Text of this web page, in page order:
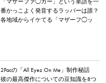
「マザーファ◯カー」という単語を一
番かっこよく発音するラッパーは誰？
各地域からイケてる「マザーフ◯ッ
2Pacの「All Eyez On Me」制作秘話
彼の最高傑作についての豆知識を8つ